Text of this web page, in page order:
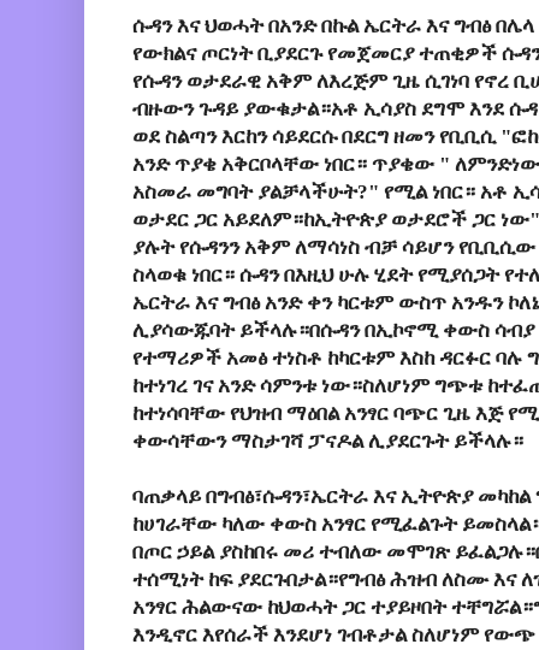
ሱዳን እና ህወሓት በአንድ በኩል ኤርትራ እና ግብፅ
የውክልና ጦርነት ቢያደርጉ የመጀመርያ ተጠቂዎች
የሱዳን ወታደራዊ አቅም ለእረጅም ጊዜ ሲገነባ የኖረ
ብዙውን ጉዳይ ያውቁታል።አቶ ኢሳያስ ደግሞ እንደ
ወደ ስልጣን እርከን ሳይደርሱ በደርግ ዘመን የቢቢሲ
አንድ ጥያቄ አቅርቦላቸው ነበር። ጥያቄው "
አስመራ መግባት ያልቻላችሁት?" የሚል ነበር። አቶ
ወታደር ጋር አይደለም።ከኢትዮጵያ ወታደሮች ጋር ነው"
ያሉት የሱዳንን አቅም ለማሳነስ ብቻ ሳይሆን
ስላወቁ ነበር። ሱዳን በእዚህ ሁሉ ሂደት የሚያሰጋት
ኤርትራ እና ግብፅ አንድ ቀን ካርቱም ውስጥ አንዱን
ሊያሳውጁባት ይችላሉ።በሱዳን በኢኮኖሚ ቀውስ
የተማሪዎች አመፅ ተነስቶ ከካርቱም እስከ ዳርፉር
ከተነገረ ገና አንድ ሳምንቱ ነው።ስለሆነም ግጭቱ
ከተነሳባቸው የህዝብ ማዕበል አንፃር ባጭር ጊዜ እጅ
ቀውሳቸውን ማስታገሻ ፓናዶል ሊያደርጉት ይችላሉ።
ባጠቃላይ በግብፅ፣ሱዳን፣ኤርትራ እና ኢትዮጵያ
ከሀገራቸው ካለው ቀውስ አንፃር የሚፈልጉት
በጦር ኃይል ያስከበሩ መሪ ተብለው መሞገጽ
ተሰሚነት ከፍ ያደርጉበታል።የግብፅ ሕዝብ ለስሙ እና
አንፃር ሕልውናው ከህወሓት ጋር ተያይዞበት
እንዲኖር እየሰራች እንደሆነ ገብቶታል ስለሆነም